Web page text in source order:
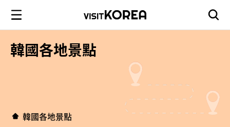
韓國各地景點
韓國各地景點